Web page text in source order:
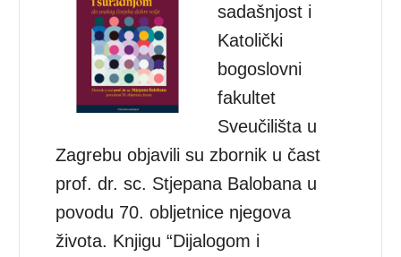
sadašnjost i
Katolički
bogoslovni
fakultet
Sveučilišta u
Zagrebu objavili su zbornik u čast
prof. dr. sc. Stjepana Balobana u
povodu 70. obljetnice njegova
života. Knjigu “Dijalogom i